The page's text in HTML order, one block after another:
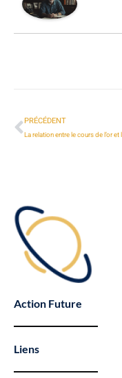
PRÉCÉDENT
Action Future
Liens